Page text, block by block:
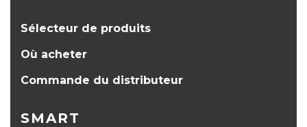
Sélecteur de produits
Où acheter
Commande du distributeur
SMART